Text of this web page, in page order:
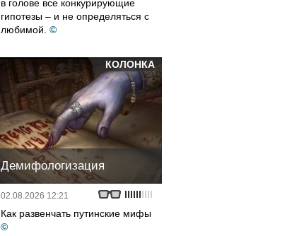
в голове все конкурирующие
гипотезы – и не определяться с
любимой. ©
КОЛОНКА
Демифологизация
02.08.2026 12:21
Как развенчать путинские мифы
©